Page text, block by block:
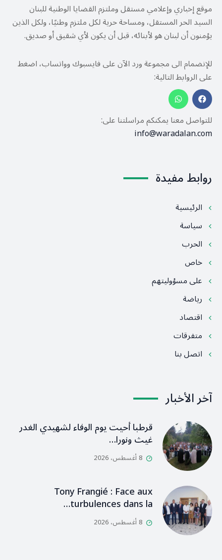
موقع إخباري وإعلامي مستقل وملتزم القضايا الوطنية للبنان
السيد الحر المستقل، ومساحة حرية لكل ملتزم وطنيًا، ولكل الذين
يؤمنون أن لبنان هو لأبنائه، قبل أن يكون لأي شقيق أو صديق.
للإنضمام الى مجموعة ورد الآن على فايسبوك وواتساب، اضغط
على الروابط التالية:
للتواصل معنا يمكنكم مراسلتنا على:
info@waradalan.com
روابط مفيدة
الرئيسية
سياسة
الحرب
خاص
على مسؤوليتهم
رياضة
اقتصاد
متفرقات
اتصل بنا
آخر الأخبار
قرطبا أحيت يوم الوفاء لشهيدي الغدر
غيث ونورا…
8 أغسطس، 2026
Tony Frangié : Face aux
turbulences dans la…
8 أغسطس، 2026